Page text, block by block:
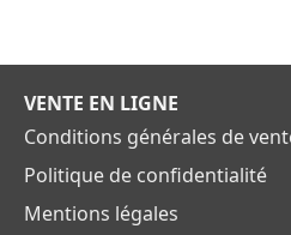
VENTE EN LIGNE
Conditions générales de
Politique de confidentialité
Mentions légales